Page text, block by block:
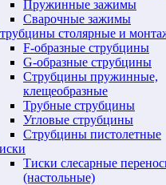
Пружинные зажимы
Сварочные зажимы
столярные и
F-образные струбцины
G-образные струбцины
Струбцины пружинные,
клещеобразные
Трубные струбцины
Угловые струбцины
Струбцины пистолетные
Тиски слесарные
(настольные)